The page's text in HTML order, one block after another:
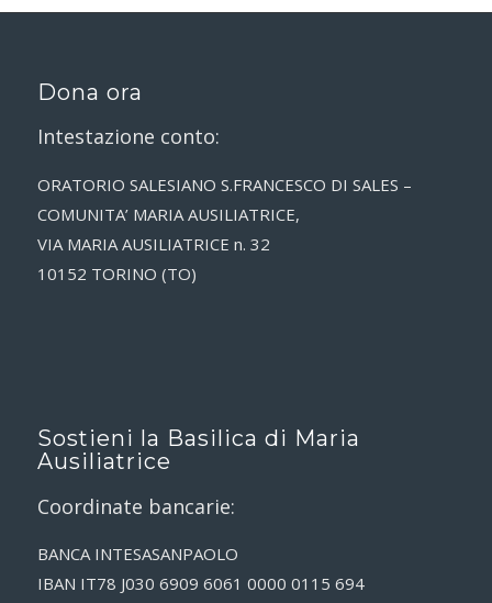
Dona ora
Intestazione conto:
ORATORIO SALESIANO S.FRANCESCO DI SALES –
COMUNITA’ MARIA AUSILIATRICE,
VIA MARIA AUSILIATRICE n. 32
10152 TORINO (TO)
Sostieni la Basilica di Maria
Ausiliatrice
Coordinate bancarie:
BANCA INTESASANPAOLO
IBAN IT78 J030 6909 6061 0000 0115 694